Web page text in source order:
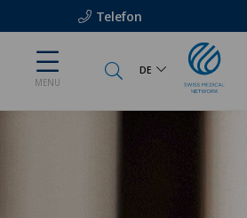
Telefon
MENU
DE